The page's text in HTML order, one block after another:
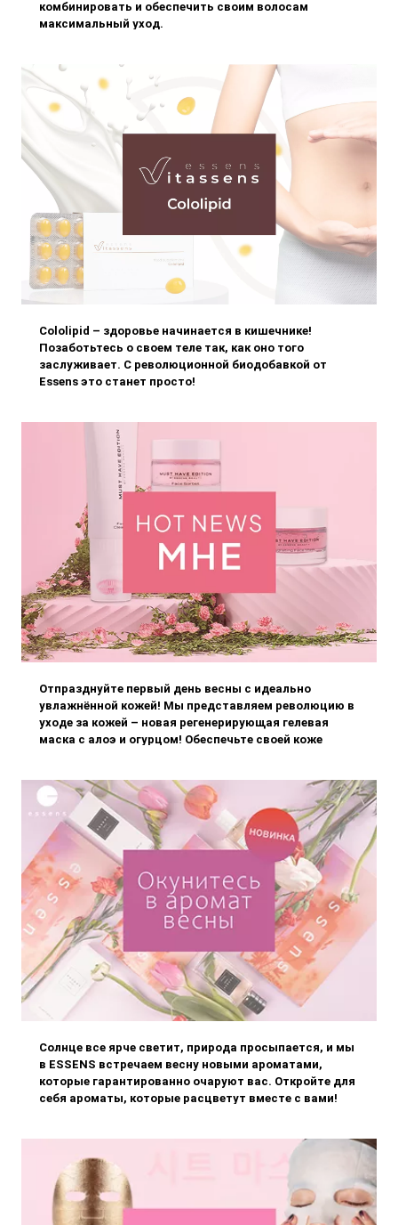
комбинировать и обеспечить своим волосам
максимальный уход.
Cololipid – здоровье начинается в кишечнике!
Позаботьтесь о своем теле так, как оно того
заслуживает. С революционной биодобавкой от
Essens это станет просто!
Отпразднуйте первый день весны с идеально
увлажнённой кожей! Мы представляем революцию в
уходе за кожей – новая регенерирующая гелевая
маска с алоэ и огурцом! Обеспечьте своей коже
Солнце все ярче светит, природа просыпается, и мы
в ESSENS встречаем весну новыми ароматами,
которые гарантированно очаруют вас. Откройте для
себя ароматы, которые расцветут вместе с вами!